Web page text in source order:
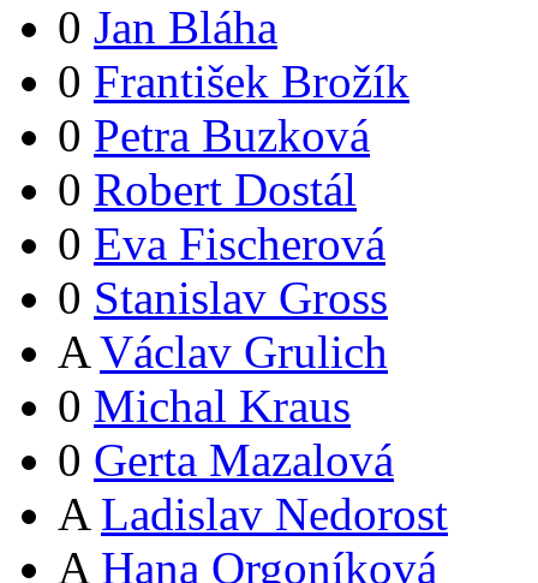
0 Jan Bláha
0 František Brožík
0 Petra Buzková
0 Robert Dostál
0 Eva Fischerová
0 Stanislav Gross
A Václav Grulich
0 Michal Kraus
0 Gerta Mazalová
A Ladislav Nedorost
A Hana Orgoníková